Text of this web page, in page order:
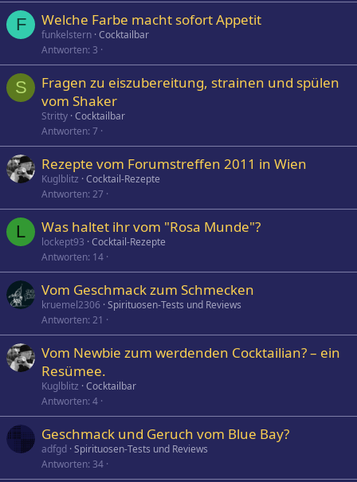
F Welche Farbe macht sofort Appetit
funkelstern Cocktailbar
Antworten 3
S
Fragen zu eiszubereitung, strainen und spülen
vom Shaker
Stritty Cocktailbar
Antworten 7
Rezepte vom Forumstreffen 2011 in Wien
Kuglblitz Cocktail-Rezepte
Antworten 27
L Was haltet ihr vom "Rosa Munde"?
lockept93 Cocktail-Rezepte
Antworten 14
Vom Geschmack zum Schmecken
kruemel2306 Spirituosen-Tests und Reviews
Antworten 21
Vom Newbie zum werdenden Cocktailian? – ein
Resümee.
Kuglblitz Cocktailbar
Antworten 4
Geschmack und Geruch vom Blue Bay?
adfgd Spirituosen-Tests und Reviews
Antworten 34